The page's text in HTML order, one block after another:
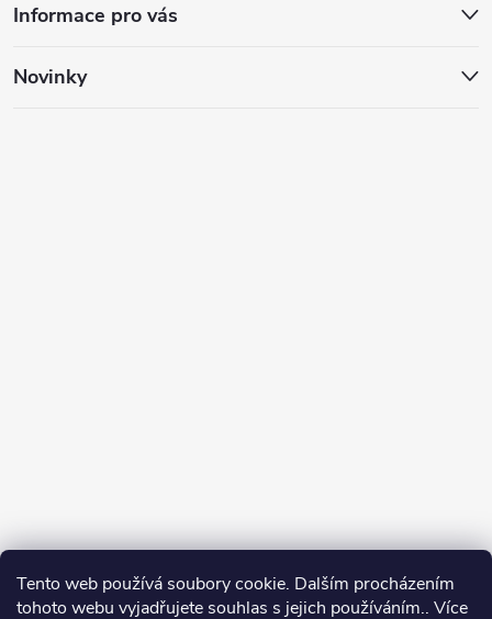
Tento web používá soubory cookie. Dalším procházením
tohoto webu vyjadřujete souhlas s jejich používáním.. Více
Informace pro vás
Novinky